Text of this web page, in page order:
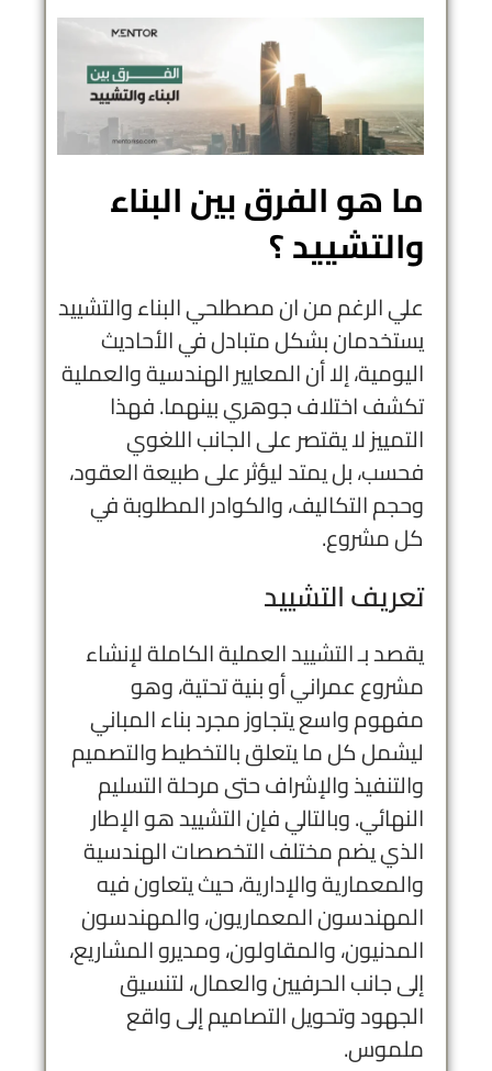
ما هو الفرق بين البناء
والتشييد ؟
علي الرغم من ان مصطلحي البناء والتشييد
يستخدمان بشكل متبادل في الأحاديث
اليومية، إلا أن المعايير الهندسية والعملية
تكشف اختلاف جوهري بينهما. فهذا
التمييز لا يقتصر على الجانب اللغوي
فحسب، بل يمتد ليؤثر على طبيعة العقود،
وحجم التكاليف، والكوادر المطلوبة في
كل مشروع.
تعريف التشييد
يقصد بـالتشييدالعملية الكاملة لإنشاء
مشروع عمراني أو بنية تحتية، وهو
مفهوم واسع يتجاوز مجرد بناء المباني
ليشمل كل ما يتعلق بالتخطيط والتصميم
والتنفيذ والإشراف حتى مرحلة التسليم
النهائي. وبالتالي فإن التشييد هو الإطار
الذي يضم مختلف التخصصات الهندسية
والمعمارية والإدارية، حيث يتعاون فيه
المهندسون المعماريون، والمهندسون
المدنيون، والمقاولون، ومديرو المشاريع،
إلى جانب الحرفيين والعمال، لتنسيق
الجهود وتحويل التصاميم إلى واقع
ملموس.